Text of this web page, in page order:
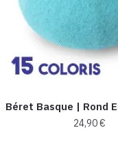
Béret Basque | Rond
24,90€